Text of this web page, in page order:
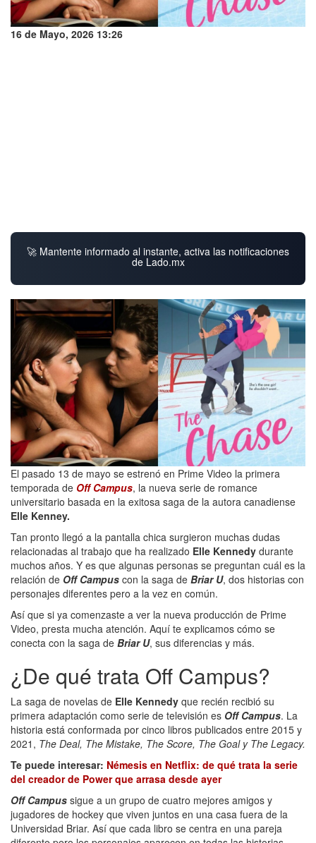
16 de Mayo, 2026 13:26
🚀 Mantente informado al instante, activa las notificaciones
de Lado.mx
El pasado 13 de mayo se estrenó en Prime Video la primera
temporada de Off Campus, la nueva serie de romance
universitario basada en la exitosa saga de la autora canadiense
Elle Kenney.
Tan pronto llegó a la pantalla chica surgieron muchas dudas
relacionadas al trabajo que ha realizado Elle Kennedy durante
muchos años. Y es que algunas personas se preguntan cuál es la
relación de Off Campus con la saga de Briar U, dos historias con
personajes diferentes pero a la vez en común.
Así que si ya comenzaste a ver la nueva producción de Prime
Video, presta mucha atención. Aquí te explicamos cómo se
conecta con la saga de Briar U, sus diferencias y más.
¿De qué trata Off Campus?
La saga de novelas de Elle Kennedy que recién recibió su
primera adaptación como serie de televisión es Off Campus. La
historia está conformada por cinco libros publicados entre 2015 y
2021, The Deal, The Mistake, The Score, The Goal y The Legacy.
Te puede interesar: Némesis en Netflix: de qué trata la serie
del creador de Power que arrasa desde ayer
Off Campus sigue a un grupo de cuatro mejores amigos y
jugadores de hockey que viven juntos en una casa fuera de la
Universidad Briar. Así que cada libro se centra en una pareja